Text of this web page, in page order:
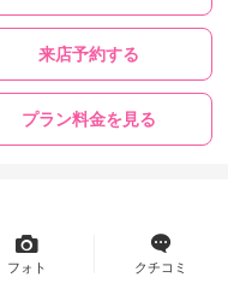
来店予約する
プラン料金を見る
フォト クチコミ